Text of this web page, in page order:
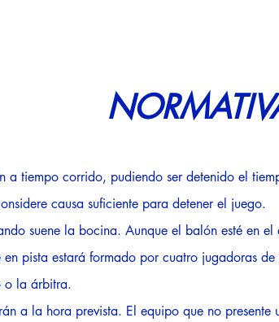
a tiempo corrido, pudiendo ser detenido el
causa suficiente para detener el juego.
suene la bocina. Aunque el balón esté en
en pista estará formado por cuatro jugadoras
o la árbitra.
a la hora prevista. El equipo que no